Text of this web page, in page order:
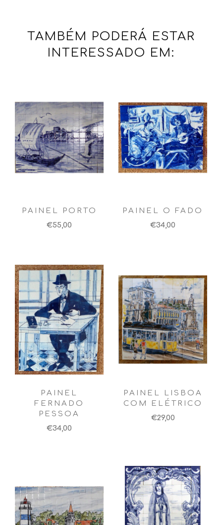
TAMBÉM PODERÁ ESTAR
INTERESSADO EM:
PAINEL PORTO
€55,00
PAINEL O FADO
€34,00
PAINEL
FERNADO
PESSOA
€34,00
PAINEL LISBOA
COM ELÉTRICO
€29,00